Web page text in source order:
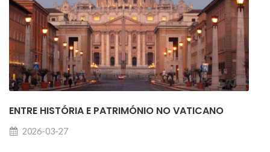
ENTRE HISTÓRIA E PATRIMÓNIO NO VATICANO
2026-03-27